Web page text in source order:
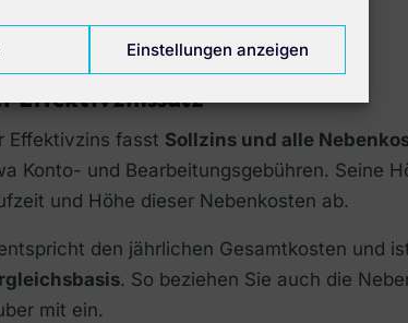
Einstellungen anzeigen
Effektivzinssatz
Effektivzins fasst Sollzins und alle
Konto- und Bearbeitungsgebühren. Seine
und Höhe dieser Nebenkosten ab.
den jährlichen Gesamtkosten und
. So beziehen Sie auch die
mit ein.